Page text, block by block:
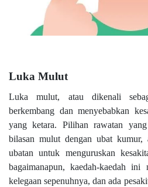
Luka Mulut
Luka mulut, atau dikenali
berkembang dan menyebabkan
yang ketara. Pilihan rawatan
bilasan mulut dengan ubat kumur,
ubatan untuk menguruskan
bagaimanapun, kaedah-kaedah
kelegaan sepenuhnya, dan ada